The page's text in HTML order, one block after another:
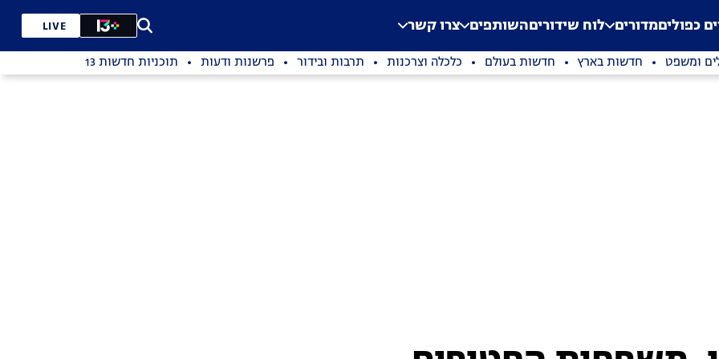
Application error: a
. כפוליםמדורים לוח שידוריםהשותפים צרו קשר LIVE
ומשפט חדשות בארץ חדשות בעולם כלכלה וצרכנות תרבות ובידור פרשנות ודעות תוכניות חדשות 13